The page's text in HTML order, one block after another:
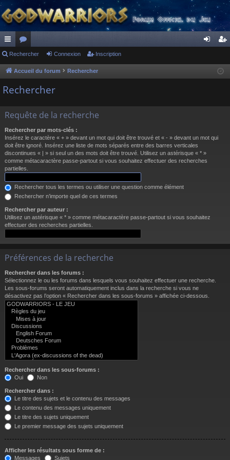
ac
co
ur
s
or
u
m
cri
Rechercher Connexion Inscription
Accueil du forum Rechercher
Rechercher
Requête de la recherche
Rechercher par mots-clés :
Insérez le caractère « + » devant un mot qui doit être trouvé et « - » devant un mot qui
doit être ignoré. Insérez une liste de mots séparés entre des barres verticales
discontinues « | » si seul un des mots doit être trouvé. Utilisez un astérisque « * »
comme métacaractère passe-partout si vous souhaitez effectuer des recherches
partielles.
Rechercher tous les termes ou utiliser une question comme élément
Rechercher n’importe quel de ces termes
Rechercher par auteur :
Utilisez un astérisque « * » comme métacaractère passe-partout si vous souhaitez
effectuer des recherches partielles.
Préférences de la recherche
Rechercher dans les forums :
Sélectionnez le ou les forums dans lesquels vous souhaitez effectuer une recherche.
Les sous-forums seront automatiquement inclus dans la recherche si vous ne
désactivez pas l’option « Rechercher dans les sous-forums » affichée ci-dessous.
Rechercher dans les sous-forums :
Oui
Non
Rechercher dans :
Le titre des sujets et le contenu des messages
Le contenu des messages uniquement
Le titre des sujets uniquement
Le premier message des sujets uniquement
Afficher les résultats sous forme de :
Messages
Sujets